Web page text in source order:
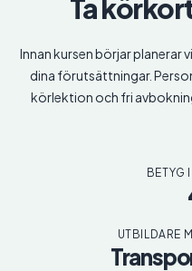
Ta
Innan kursen börjar planerar
dina förutsättningar.
körlektion och fri
BETYG
UTBILDARE